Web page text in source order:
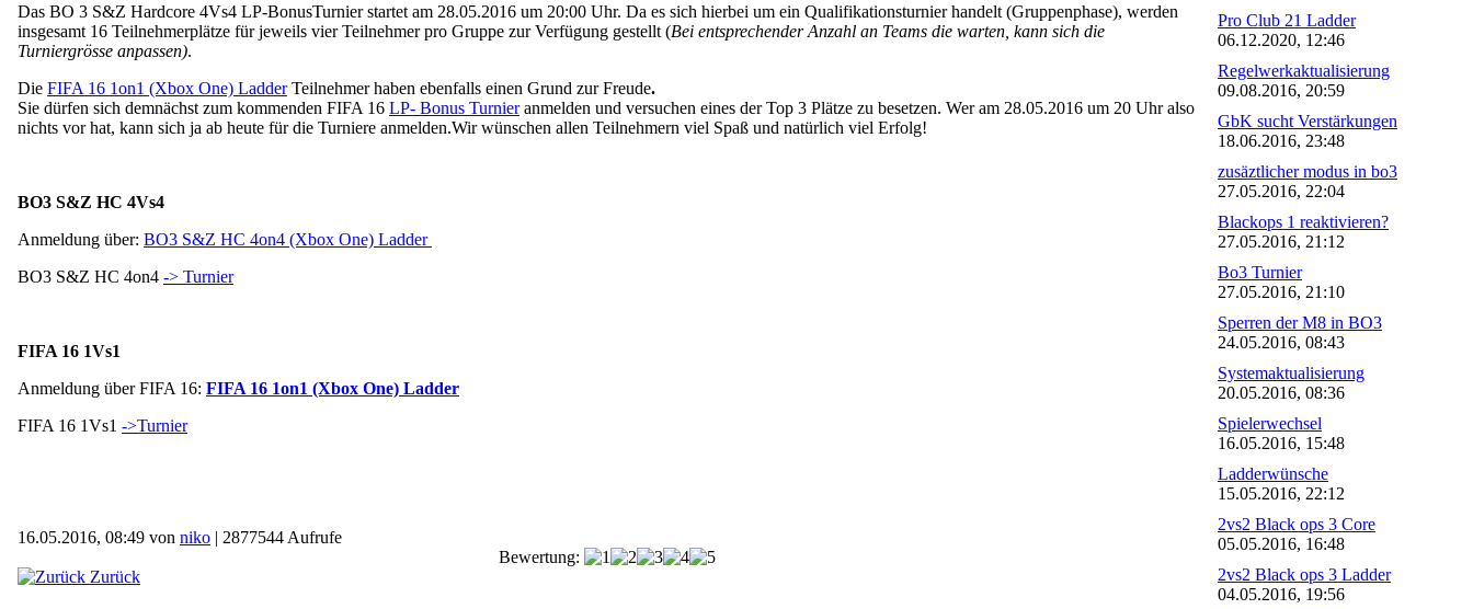
Das BO 3 S&Z Hardcore 4Vs4 LP-BonusTurnier startet am 28.05.2016 um 20:00 Uhr. Da es sich hierbei um ein Qualifikationsturnier handelt (Gruppenphase), werden
insgesamt 16 Teilnehmerplätze für jeweils vier Teilnehmer pro Gruppe zur Verfügung gestellt (Bei entsprechender Anzahl an Teams die warten, kann sich die
Turniergrösse anpassen).
Die FIFA 16 1on1 (Xbox One) LadderTeilnehmer haben ebenfalls einen Grund zur Freude.
Sie dürfen sich demnächst zum kommenden FIFA 16 LP- Bonus Turnieranmelden und versuchen eines der Top 3 Plätze zu besetzen. Wer am 28.05.2016 um 20 Uhr also
nichts vor hat, kann sich ja ab heute für die Turniere anmelden.Wir wünschen allen Teilnehmern viel Spaß und natürlich viel Erfolg!
BO3 S&Z HC 4Vs4
Anmeldung über: BO3 S&Z HC 4on4 (Xbox One) Ladder
BO3 S&Z HC 4on4 -> Turnier
FIFA 16 1Vs1
Anmeldung über FIFA 16: FIFA 16 1on1 (Xbox One) Ladder
FIFA 16 1Vs1 ->Turnier
16.05.2016, 08:49 von niko | 2877544 Aufrufe
Bewertung:
Zurück
Pro Club 21 Ladder
06.12.2020, 12:46
Regelwerkaktualisierung
09.08.2016, 20:59
GbK sucht Verstärkungen
18.06.2016, 23:48
zusäztlicher modus in bo3
27.05.2016, 22:04
Blackops 1 reaktivieren?
27.05.2016, 21:12
Bo3 Turnier
27.05.2016, 21:10
Sperren der M8 in BO3
24.05.2016, 08:43
Systemaktualisierung
20.05.2016, 08:36
Spielerwechsel
16.05.2016, 15:48
Ladderwünsche
15.05.2016, 22:12
2vs2 Black ops 3 Core
05.05.2016, 16:48
2vs2 Black ops 3 Ladder
04.05.2016, 19:56